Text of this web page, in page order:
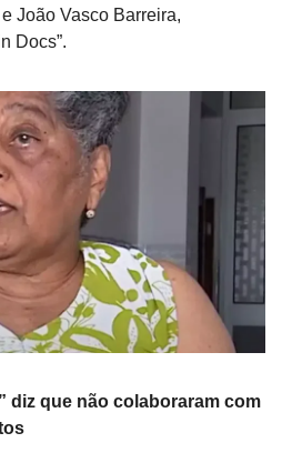
João Vasco Barreira,
Docs”.
diz que não colaboraram com